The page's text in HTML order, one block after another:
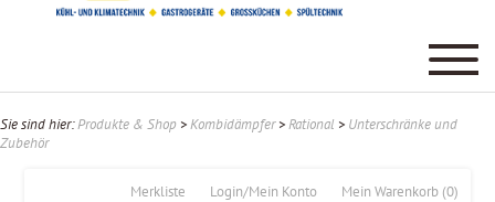
Sie sind hier:Produkte & Shop >Kombidämpfer>Rational > Unterschränke und
Zubehör
Mein Warenkorb (0)
Login/Mein Konto
Merkliste